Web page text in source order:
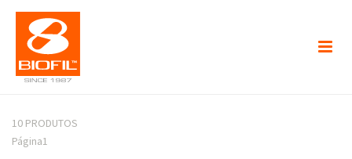
10 PRODUTOS
Página1